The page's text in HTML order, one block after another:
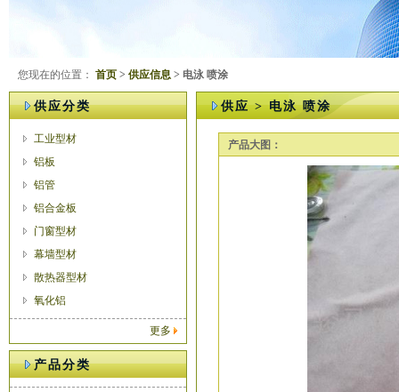
您现在的位置： 首页 > 供应信息 > 电泳 喷涂
供应分类
工业型材
铝板
铝管
铝合金板
门窗型材
幕墙型材
散热器型材
氧化铝
更多
产品分类
供应 > 电泳 喷涂
产品大图：